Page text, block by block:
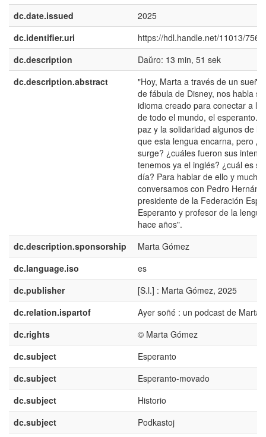
dc.date.issued
2025
dc.identifier.uri
https://hdl.handle.net/11013/7567
dc.description
Daŭro: 13 min, 51 sek
dc.description.abstract
"Hoy, Marta a través de un
de fábula de Disney, nos habla
idioma creado para conectar a
de todo el mundo, el esperanto.
paz y la solidaridad algunos de
que esta lengua encarna, pero
surge? ¿cuáles fueron sus
tenemos ya el inglés? ¿cuál es
día? Para hablar de ello y mucho
conversamos con Pedro
presidente de la Federación
Esperanto y profesor de la
hace años".
dc.description.sponsorship
Marta Gómez
dc.language.iso
es
dc.publisher
[S.l.] : Marta Gómez, 2025
dc.relation.ispartof
Ayer soñé : un podcast de Marta
dc.rights
© Marta Gómez
dc.subject
Esperanto
dc.subject
Esperanto-movado
dc.subject
Historio
dc.subject
Podkastoj